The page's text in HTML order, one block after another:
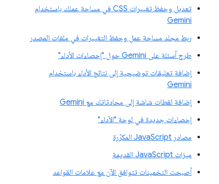
تعديل وحفظ تغييرات CSS في مساحة عملك باستخدام
Gemini
ربط مجلد مساحة عمل وحفظ التغييرات في ملفات المصدر
طرح أسئلة على Gemini حول "إحصاءات الأداء"
إضافة تعليقات توضيحية إلى نتائج الأداء باستخدام
Gemini
إضافة لقطات شاشة إلى محادثاتك مع Gemini
إحصاءات جديدة في لوحة "الأداء"
مصادر JavaScript المكرّرة
ميزات JavaScript القديمة
أصبحت التخمينات تتوافق الآن مع علامات القواعد